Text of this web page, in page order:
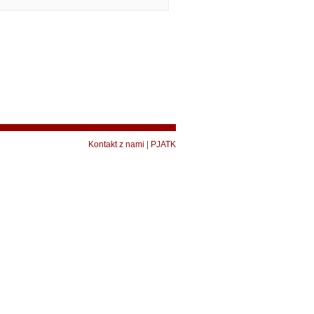
Kontakt z nami PJATK